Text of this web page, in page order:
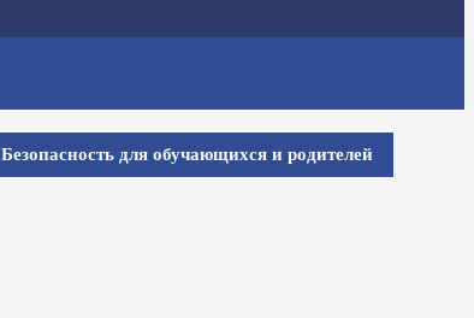
Безопасность для обучающихся и родителей